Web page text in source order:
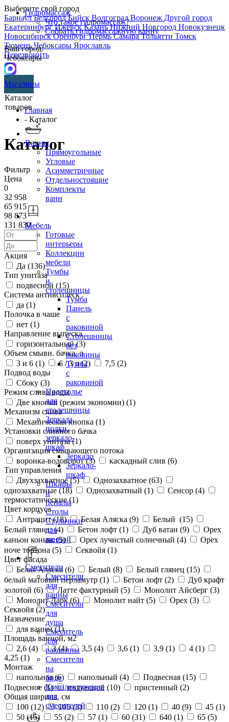
Выберите свой город
БарнаулБелгородБийск ВолгоградВоронеж Другой город
ЕкатеринбургИжевскКазаньНижний Новгород Новокузнецк
НовосибирскОренбургПермьСамараТольятти Томск
ТюменьЧебоксары Ярославль
Перезвонить
Гидромассаж
Что такое гидромассаж?
Собрать гидромассажную ванну
Ваш город:
Чебоксары
Магазины
Каталог
товаров
Ванны
Прямоугольные
Угловые
Асимметричные
Отдельностоящие
Комплекты
ванн
Мебель
Готовые
интерьеры
Коллекции
мебели
Тумбы
и
столешницы
Тумба
Панель
с
раковиной
Столешницы
без
раковины
Тумба
с
раковиной
Подстолье
для
столешницы
Зеркала,
полки,
зеркало-
шкаф
Зеркало
Зеркало-
шкаф
Шкафы
и
пеналы
Столы
Стульчики
для
ванной
Смесители
Смесители
для
ванны
Смесители
для
душа
Смеситель
для
раковины
Смесители
на
биде
Комплектующие
для
смесителей
Главная
- Каталог
Каталог
Фильтр
Цена
0
32 958
65 915
98 873
131 830
Акция
Да (136)
Тип унитаза
подвесной (15)
Система антивсплеск
да (1)
Полочка в чаше
нет (1)
Направление выпуска
горизонтальный (3)
Объем смывн. бачка, л
3 и 6 (1) 6 / 3 л (2) 7,5 (2)
Подвод воды
Сбоку (3)
Режим слива воды
Две кнопки (режим экономии) (1)
Механизм слива
Механическая кнопка (1)
Установки сливного бачка
поверх унитаза (1)
Организация смывающего потока
воронка-водоворот (3) каскадный слив (6)
Тип управления
Двухзахватное (5) Однозахватное (63)
однозахватные (18) Однозахватный (1) Сенсор (4)
термостатические (1)
Цвет корпуса
Антрацит (18) Белая Аляска (9) Белый (15)
Белый глянец (4) Бетон лофт (1) Дуб ватан (9)
Орех
каньон коньяк (5) Орех лучистый солнечный (4)
Орех
ноче тортона (5) Секвойя (1)
Цвет фасада
Белая Аляска (6) Белый (8) Белый глянец (15)
белый матовый перламутр (1) Бетон лофт (2)
Дуб крафт
золотой (6) Латте фактурный (5) Монолит Айсберг (3)
Монолит Дарк (6) Монолит найт (5) Орех (3)
Секвойя (2)
Назначение
для ванны (1)
Площадь ванной, м2
2,6 (4) 3 (4) 3,5 (4) 3,6 (1) 3,9 (1) 4 (1)
4,25 (1)
Монтаж
напольная (6) напольный (4) Подвесная (15)
Подвесное (1) подвесной (10) пристенный (2)
Общая ширина, см
100 (12) 105 (3) 110 (2) 120 (1) 40 (9) 45 (1)
50 (15) 55 (2) 57 (1) 60 (31) 640 (1) 65 (5)